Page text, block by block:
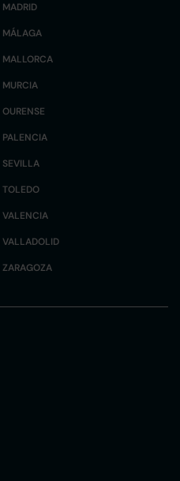
MADRID
MÁLAGA
MALLORCA
MURCIA
OURENSE
PALENCIA
SEVILLA
TOLEDO
VALENCIA
VALLADOLID
ZARAGOZA